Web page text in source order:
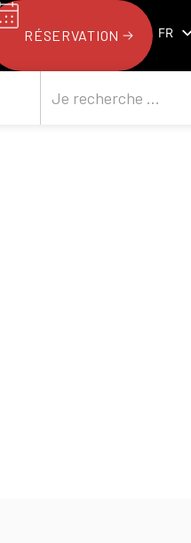
RÉSERVATION FR
NL